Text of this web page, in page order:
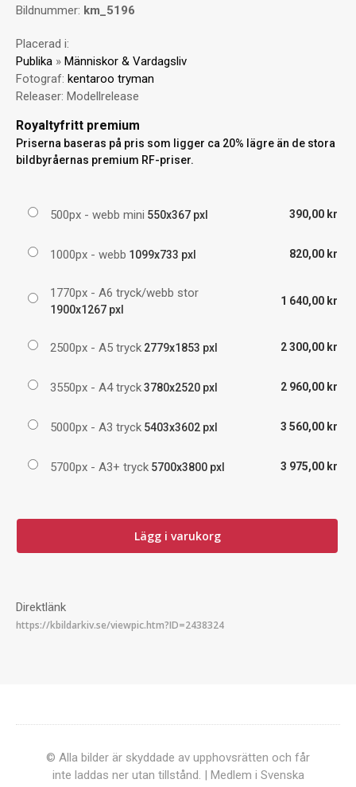
Bildnummer: km_5196
Placerad i:
Publika » Människor & Vardagsliv
Fotograf: kentaroo tryman
Releaser: Modellrelease
Royaltyfritt premium
Priserna baseras på pris som ligger ca 20% lägre än de stora
bildbyråernas premium RF-priser.
500px - webb mini 550x367 pxl 390,00 kr
1000px - webb 1099x733 pxl 820,00 kr
1770px - A6 tryck/webb stor
1900x1267 pxl
1 640,00 kr
2500px - A5 tryck 2779x1853 pxl 2 300,00 kr
3550px - A4 tryck3780x2520 pxl 2 960,00 kr
5000px - A3 tryck 5403x3602 pxl 3 560,00 kr
5700px - A3+ tryck 5700x3800 pxl 3 975,00 kr
Lägg i varukorg
Direktlänk
© Alla bilder är skyddade av upphovsrätten och får
inte laddas ner utan tillstånd. | Medlem i Svenska